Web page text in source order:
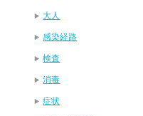
大人
感染経路
検査
消毒
症状